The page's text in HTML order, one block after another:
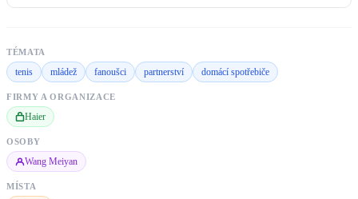
TÉMATA
tenis mládež fanoušci partnerství domácí spotřebiče
FIRMY A ORGANIZACE
Haier
OSOBY
Wang Meiyan
MÍSTA